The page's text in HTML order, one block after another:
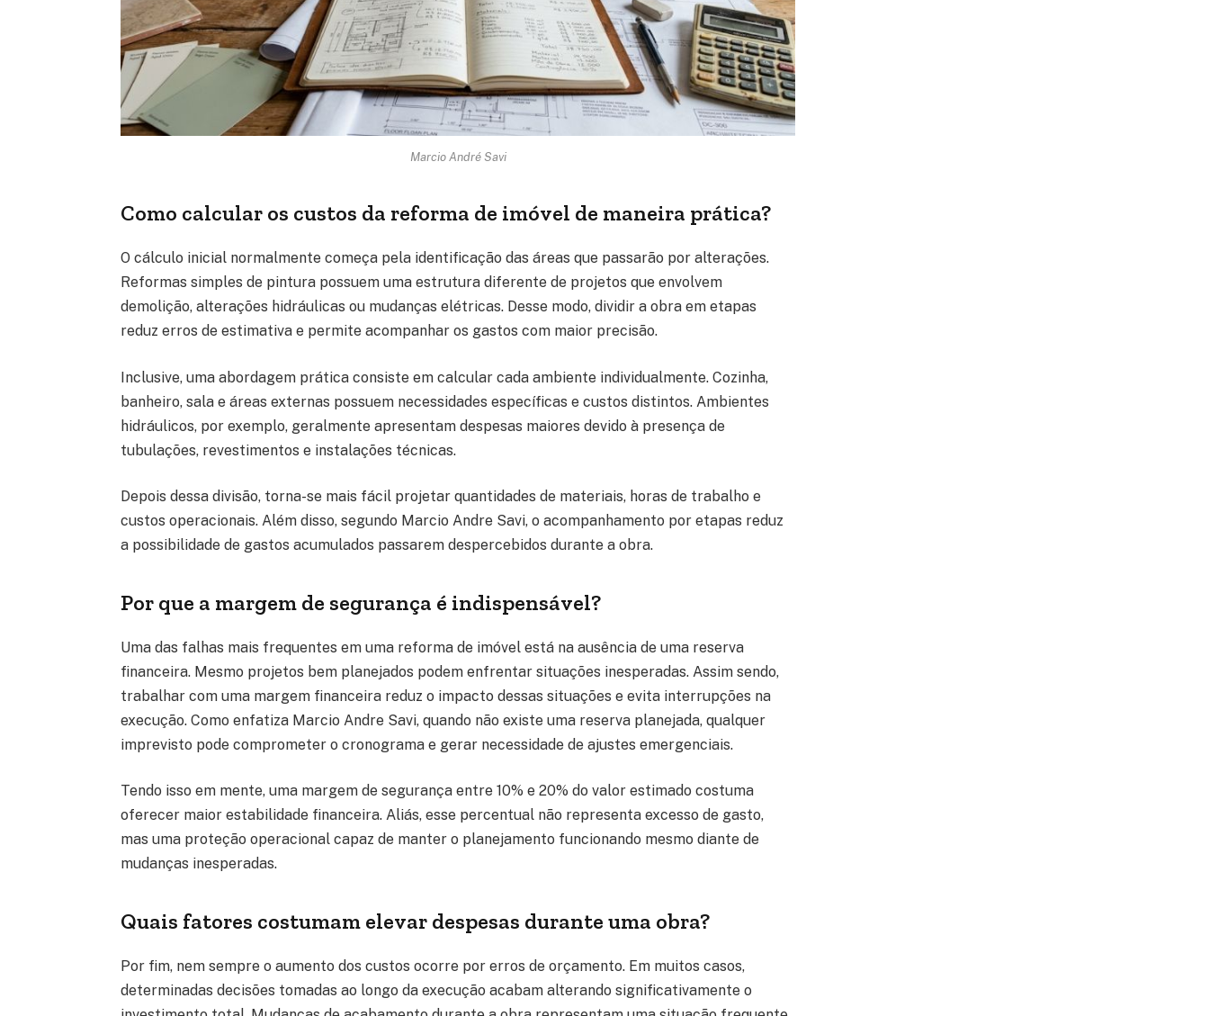
Marcio André Savi
Como calcular os custos da reforma de imóvel de maneira prática?
O cálculo inicial normalmente começa pela identificação das áreas que passarão por alterações.
Reformas simples de pintura possuem uma estrutura diferente de projetos que envolvem
demolição, alterações hidráulicas ou mudanças elétricas. Desse modo, dividir a obra em etapas
reduz erros de estimativa e permite acompanhar os gastos com maior precisão.
Inclusive, uma abordagem prática consiste em calcular cada ambiente individualmente. Cozinha,
banheiro, sala e áreas externas possuem necessidades específicas e custos distintos. Ambientes
hidráulicos, por exemplo, geralmente apresentam despesas maiores devido à presença de
tubulações, revestimentos e instalações técnicas.
Depois dessa divisão, torna-se mais fácil projetar quantidades de materiais, horas de trabalho e
custos operacionais. Além disso, segundo Marcio Andre Savi, o acompanhamento por etapas reduz
a possibilidade de gastos acumulados passarem despercebidos durante a obra.
Por que a margem de segurança é indispensável?
Uma das falhas mais frequentes em uma reforma de imóvel está na ausência de uma reserva
financeira. Mesmo projetos bem planejados podem enfrentar situações inesperadas. Assim sendo,
trabalhar com uma margem financeira reduz o impacto dessas situações e evita interrupções na
execução. Como enfatiza Marcio Andre Savi, quando não existe uma reserva planejada, qualquer
imprevisto pode comprometer o cronograma e gerar necessidade de ajustes emergenciais.
Tendo isso em mente, uma margem de segurança entre 10% e 20% do valor estimado costuma
oferecer maior estabilidade financeira. Aliás, esse percentual não representa excesso de gasto,
mas uma proteção operacional capaz de manter o planejamento funcionando mesmo diante de
mudanças inesperadas.
Quais fatores costumam elevar despesas durante uma obra?
Por fim, nem sempre o aumento dos custos ocorre por erros de orçamento. Em muitos casos,
determinadas decisões tomadas ao longo da execução acabam alterando significativamente o